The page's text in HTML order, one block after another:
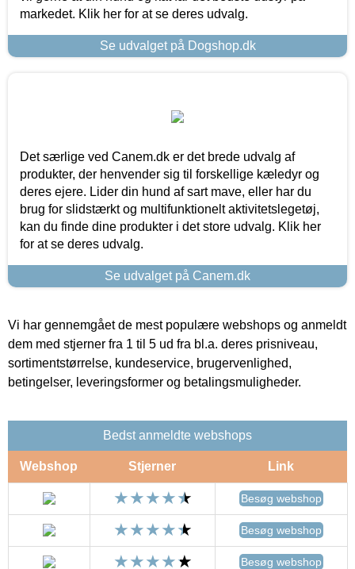
markedet. Klik her for at se deres udvalg.
Se udvalget på Dogshop.dk
Det særlige ved Canem.dk er det brede udvalg af
produkter, der henvender sig til forskellige kæledyr og
deres ejere. Lider din hund af sart mave, eller har du
brug for slidstærkt og multifunktionelt aktivitetslegetøj,
kan du finde dine produkter i det store udvalg. Klik her
for at se deres udvalg.
Se udvalget på Canem.dk
Vi har gennemgået de mest populære webshops og anmeldt
dem med stjerner fra 1 til 5 ud fra bl.a. deres prisniveau,
sortimentstørrelse, kundeservice, brugervenlighed,
betingelser, leveringsformer og betalingsmuligheder.
Bedst anmeldte webshops
Webshop Stjerner Link
Besøg webshop
Besøg webshop
Besøg webshop